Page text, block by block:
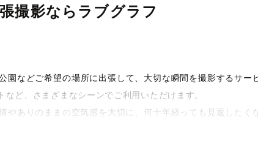
撮影なら ラブグラフ
などご希望の場所に出張して、大切な瞬間を撮影するサー
ど、さまざまなシーンでご利用いただけます。
ありのままの空気感を大切に、何十年経っても見返したく